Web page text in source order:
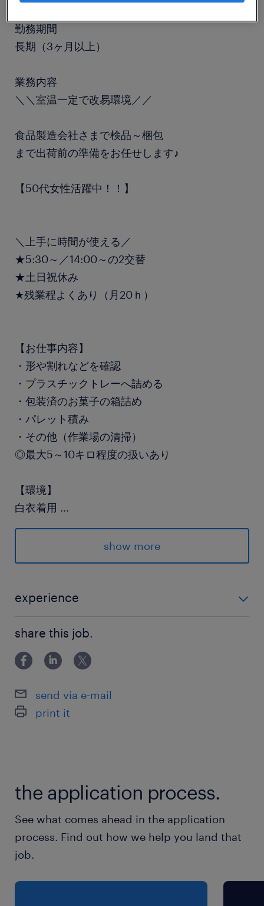
勤務期間
長期（3ヶ月以上）
業務内容
＼＼室温一定で改易環境／／
食品製造会社さまで検品～梱包
まで出荷前の準備をお任せします♪
【50代女性活躍中！！】
＼上手に時間が使える／
★5:30～／14:00～の2交替
★土日祝休み
★残業程よくあり（月20ｈ）
【お仕事内容】
・形や割れなどを確認
・プラスチックトレーへ詰める
・包装済のお菓子の箱詰め
・パレット積み
・その他（作業場の清掃）
◎最大5～10キロ程度の扱いあり
【環境】
白衣着用 ...
お菓子の甘い匂いあり
【勤務地】
R6沿い、多方面からアクセス◎
詳細はお電話、面談にて
派遣先の特徴
最寄駅
企業カレンダーによる
り）
就業時間
（1）5:30-14:00（実働7時間45分・休憩45分）
show more
experience
週１回、お得にお菓子購入出来ます◎
share this job.
send via e-mail
print it
the application process.
See what comes ahead in the application
process. Find out how we help you land that
job.